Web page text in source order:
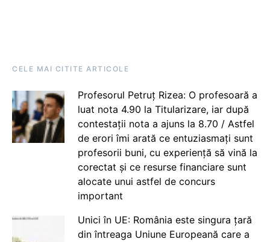
CELE MAI CITITE ARTICOLE
Profesorul Petruț Rizea: O profesoară a
luat nota 4.90 la Titularizare, iar după
contestații nota a ajuns la 8.70 / Astfel
de erori îmi arată ce entuziasmați sunt
profesorii buni, cu experiență să vină la
corectat și ce resurse financiare sunt
alocate unui astfel de concurs
important
Unici în UE: România este singura țară
din întreaga Uniune Europeană care a